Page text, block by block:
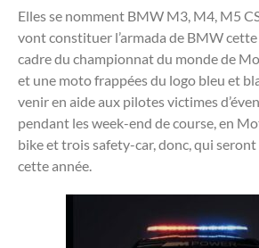
Elles se nomment BMW M3, M4, M5
vont constituer l’armada de BMW cette
cadre du championnat du monde de
et une moto frappées du logo bleu et
venir en aide aux pilotes victimes
pendant les week-end de course, en
bike et trois safety-car, donc, qui
cette année.